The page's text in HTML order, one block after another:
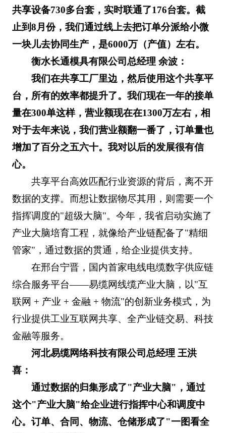
共享设备730多台套，实时联通了176台套。截
止到8月份，我们通过线上去把订单分派给小微
一块儿去协同生产，是6000万（产值）左右。
衡水长通模具有限公司总经理 余波：
我们在共享工厂里边，然后使用这个共享平
台，所有的效率都提升了。我们现在一年的接单
量在300单这样，营业额现在在1300万左右，相
对于去年来说，我们营业额翻一番了，订单量也
增加了百分之五六十。我对以后的发展很有信
心。
共享平台高效匹配行业资源的背后，离不开
数据的支撑。而想让数据物尽其用，则需要一个
指挥调度的"超级大脑"。今年，我省启动实施了
产业大脑培育工程，就像给产业链配备了"精细
管家"，通过数据的贯通，给企业提供支持。
在邢台宁晋，国内首家电线电缆数字供应链
综合服务平台——易缆网线缆产业大脑，以"互
联网 + 产业 + 金融 + 物流"的创新业务模式，为
行业提供工业互联网共享、全产业链交易、科技
金融等服务。
河北易缆网络科技有限公司总经理 王洪
喜：
通过数据的归集形成了"产业大脑"，通过
这个"产业大脑"给企业进行指挥中心和调度中
心。订单、合同、物流、仓储形成了"一图看全